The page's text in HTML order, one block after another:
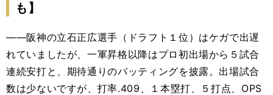
も】
――阪神の立石正広選手（ドラフト１位）はケガで出遅
れていましたが、一軍昇格以降はプロ初出場から５試合
連続安打と、期待通りのバッティングを披露。出場試合
数は少ないですが、打率.409、１本塁打、５打点、OPS